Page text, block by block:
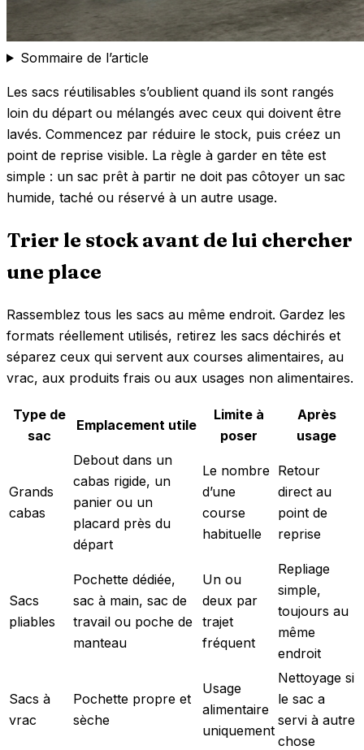
Sommaire de l’article
Les sacs réutilisables s’oublient quand ils sont rangés
loin du départ ou mélangés avec ceux qui doivent être
lavés. Commencez par réduire le stock, puis créez un
point de reprise visible. La règle à garder en tête est
simple : un sac prêt à partir ne doit pas côtoyer un sac
humide, taché ou réservé à un autre usage.
Trier le stock avant de lui chercher
une place
Rassemblez tous les sacs au même endroit. Gardez les
formats réellement utilisés, retirez les sacs déchirés et
séparez ceux qui servent aux courses alimentaires, au
vrac, aux produits frais ou aux usages non alimentaires.
Type de
sac
Emplacement utile
Limite à
poser
Après
usage
Grands
cabas
Debout dans un
cabas rigide, un
panier ou un
placard près du
départ
Le nombre
d’une
course
habituelle
Retour
direct au
point de
reprise
Sacs
pliables
Pochette dédiée,
sac à main, sac de
travail ou poche de
manteau
Un ou
deux par
trajet
fréquent
Repliage
simple,
toujours au
même
endroit
Sacs à
vrac
Pochette propre et
sèche
Usage
alimentaire
uniquement
Nettoyage si
le sac a
servi à autre
chose